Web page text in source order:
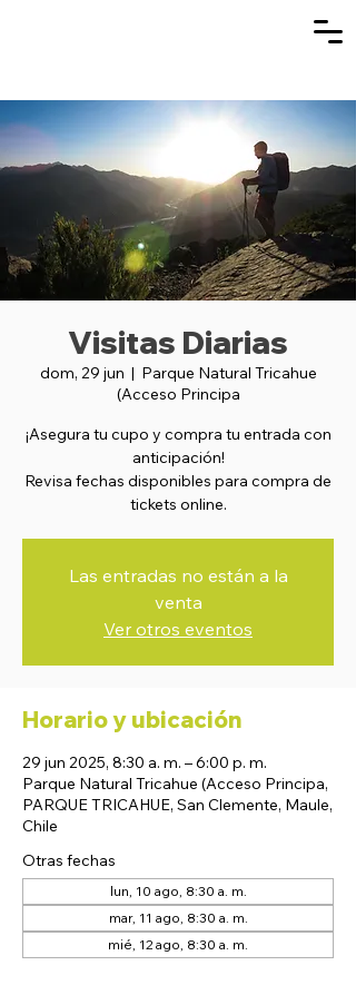
Visitas Diarias
dom, 29 jun
  |
Parque Natural Tricahue
(Acceso Principa
¡Asegura tu cupo y compra tu entrada con
anticipación!
Revisa fechas disponibles para compra de
tickets online.
Las entradas no están a la
venta
Ver otros eventos
Horario y ubicación
29 jun 2025, 8:30 a. m. – 6:00 p. m.
Parque Natural Tricahue (Acceso Principa,
PARQUE TRICAHUE, San Clemente, Maule,
Chile
Otras fechas
lun, 10 ago, 8:30 a. m.
mar, 11 ago, 8:30 a. m.
mié, 12 ago, 8:30 a. m.